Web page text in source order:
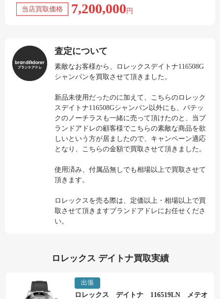
当店買取価格 7,200,000 円
査定について
素敵なお客様から、ロレックスデイトナ116508G
シャンパンを買取させて頂きました。
新品未使用だったのに加えて、こちらのロレック
スデイトナ116508Gシャンパン以外にも、パテッ
クのノーチラスも一緒に売って頂けたのと、当ブ
ランドアドレの顧客様でこちらの素敵な商品を欲
しいという方が居ましたので、キャンペーン適応
となり、こちらの金額で買取させて頂きました。
使用済み、付属品無しでも相場以上で買取させて
頂きます。
ロレックスを売る際は、定価以上・相場以上で買
取させて頂きますブランドアドレにお任せくださ
い。
ロレックス デイトナ買取実績
出張
ロレックス デイトナ 116519LN メテオ